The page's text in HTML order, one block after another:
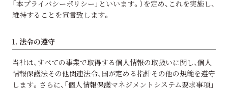
「本プライバシーポリシー」といいます。）を定め、これを実施し、
維持することを宣言致します。
1. 法令の遵守
当社は、すべての事業で取得する個人情報の取扱いに関し、個人
情報保護法その他関連法令、国が定める指針その他の規範を遵守
します。さらに、「個人情報保護マネジメントシステム要求事項」